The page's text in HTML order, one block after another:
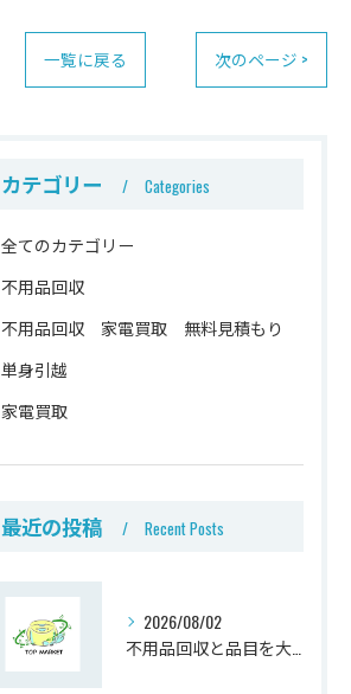
一覧に戻る 次のページ >
カテゴリー Categories
全てのカテゴリー
不用品回収
不用品回収 家電買取 無料見積もり
単身引越
家電買取
最近の投稿 Recent Posts
2026/08/02